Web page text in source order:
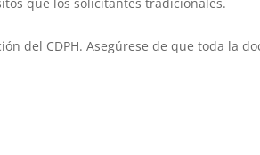
del CDPH. Asegúrese de que toda la